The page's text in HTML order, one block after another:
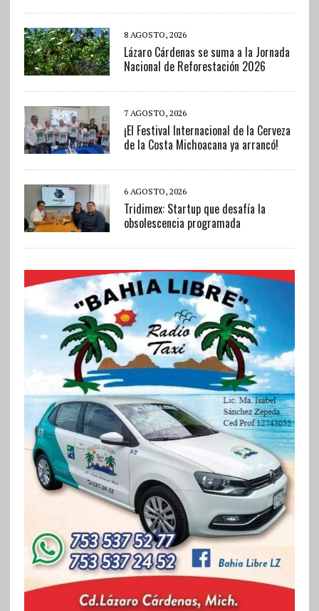
8 AGOSTO, 2026
Lázaro Cárdenas se suma a la Jornada
Nacional de Reforestación 2026
7 AGOSTO, 2026
¡El Festival Internacional de la Cerveza
de la Costa Michoacana ya arrancó!
6 AGOSTO, 2026
Tridimex: Startup que desafía la
obsolescencia programada